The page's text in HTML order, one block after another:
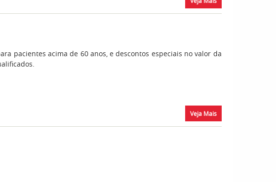
pacientes acima de 60 anos, e descontos especiais no valor da
Veja Mais